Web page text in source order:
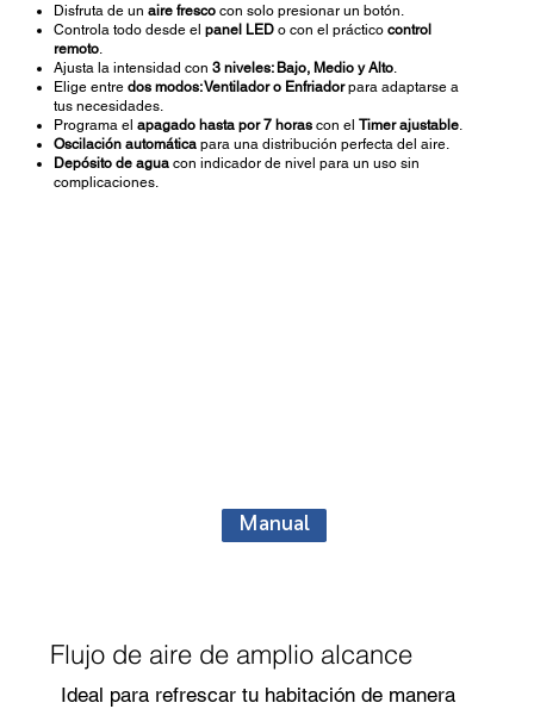
Flujo de aire de amplio alcance
Ideal para refrescar tu habitación de manera
Manual
Disfruta de unaire fresco con solo presionar un botón.
Controla todo desde elpanel LED o con el prácticocontrol
remoto.
Ajusta la intensidad con3 niveles: Bajo, Medio y Alto.
Elige entredos modos: Ventilador o Enfriadorpara adaptarse a
tus necesidades.
Programa elapagado hasta por 7 horas con elTimer ajustable.
Oscilación automática para una distribución perfecta del aire.
Depósito de agua con indicador de nivel para un uso sin
complicaciones.